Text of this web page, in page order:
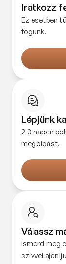
Iratkozz
Ez esetben
fogunk.
Lépjünk
2-3 napon
megoldást.
Válassz
Ismerd meg
szívvel